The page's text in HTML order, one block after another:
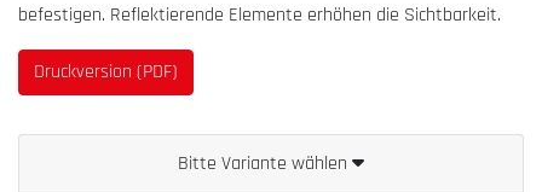
befestigen. Reflektierende Elemente erhöhen die Sichtbarkeit.
Druckversion (PDF)
Bitte Variante wählen